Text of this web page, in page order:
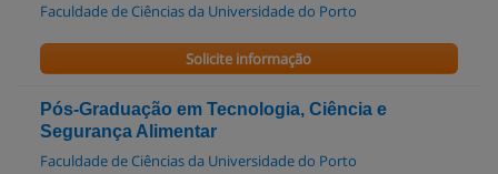
Faculdade de Ciências da Universidade do Porto
Solicite informação
Pós-Graduação em Tecnologia, Ciência e
Segurança Alimentar
Faculdade de Ciências da Universidade do Porto